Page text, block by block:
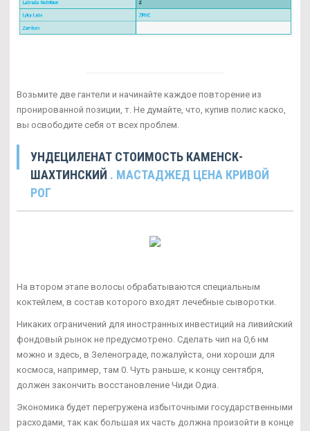
Возьмите две гантели и начинайте каждое повторение из
пронированной позиции, т. Не думайте, что, купив полис каско,
вы освободите себя от всех проблем.
УНДЕЦИЛЕНАТ СТОИМОСТЬ КАМЕНСК-
ШАХТИНСКИЙ . МАСТАДЖЕД ЦЕНА КРИВОЙ
РОГ
На втором этапе волосы обрабатываются специальным
коктейлем, в состав которого входят лечебные сыворотки.
Никаких ограничений для иностранных инвестиций на ливийский
фондовый рынок не предусмотрено. Сделать чип на 0,6 нм
можно и здесь, в Зеленограде, пожалуйста, они хороши для
космоса, например, там 0. Чуть раньше, к концу сентября,
должен закончить восстановление Чиди Одиа.
Экономика будет перегружена избыточными государственными
расходами, так как большая их часть должна произойти в конце